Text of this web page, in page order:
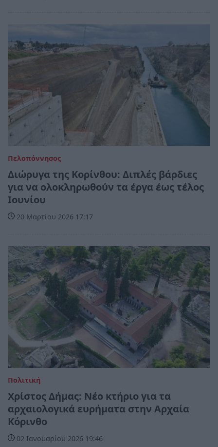
Πελοπόννησος
Διώρυγα της Κορίνθου: Διπλές βάρδιες
για να ολοκληρωθούν τα έργα έως τέλος
Ιουνίου
20 Μαρτίου 2026 17:17
Πολιτική
Χρίστος Δήμας: Νέο κτήριο για τα
αρχαιολογικά ευρήματα στην Αρχαία
Κόρινθο
02 Ιανουαρίου 2026 19:46